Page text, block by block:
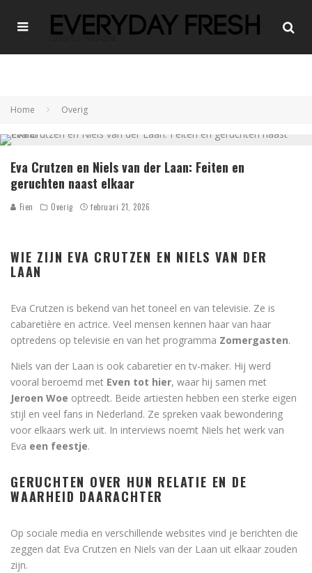
Home Overig
Eva Crutzen en Niels van der Laan: Feiten en
geruchten naast elkaar
Fien Overig februari 21, 2026
WIE ZIJN EVA CRUTZEN EN NIELS VAN DER
LAAN
Eva Crutzen is bekend van het toneel en van televisie. Ze is
cabaretière en actrice. Veel mensen kennen haar van haar
optredens op televisie en van het programma Zomergasten.
Niels van der Laan is ook cabaretier en tv-maker. Hij werd
vooral beroemd met Even tot hier, waar hij samen met
Jeroen Woe optreedt. Beide artiesten hebben een sterke eigen
stijl en veel fans in Nederland. Ze spreken vaak bewondering
voor elkaars werk uit. In interviews noemt Niels het werk van
Eva een feestje.
GERUCHTEN OVER HUN RELATIE EN DE
WAARHEID DAARACHTER
Op sociale media en verschillende websites vind je berichten die
zeggen dat Eva Crutzen en Niels van der Laan uit elkaar zouden
zijn.